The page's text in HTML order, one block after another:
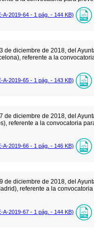
A-2019-64 - 1 pág. - 144 KB)
de diciembre de 2018, del
referente a la
A-2019-65 - 1 pág. - 143 KB)
de diciembre de 2018, del
referente a la convocatoria
A-2019-66 - 1 pág. - 146 KB)
de diciembre de 2018, del
referente a la
A-2019-67 - 1 pág. - 144 KB)